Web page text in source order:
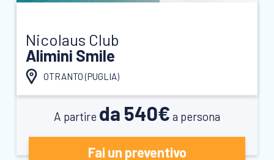
Nicolaus Club
Alimini Smile
OTRANTO (PUGLIA)
A partire da 540€ a persona
Fai un preventivo